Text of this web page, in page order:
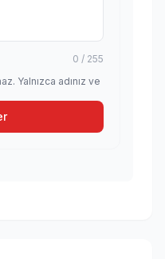
0 / 255
Yalnızca adınız ve